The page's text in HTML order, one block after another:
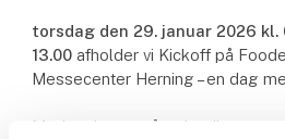
torsdag den 29. januar 2026 kl.
13.00 afholder vi Kickoff på
Messecenter Herning – en dag
Med under to måneder til